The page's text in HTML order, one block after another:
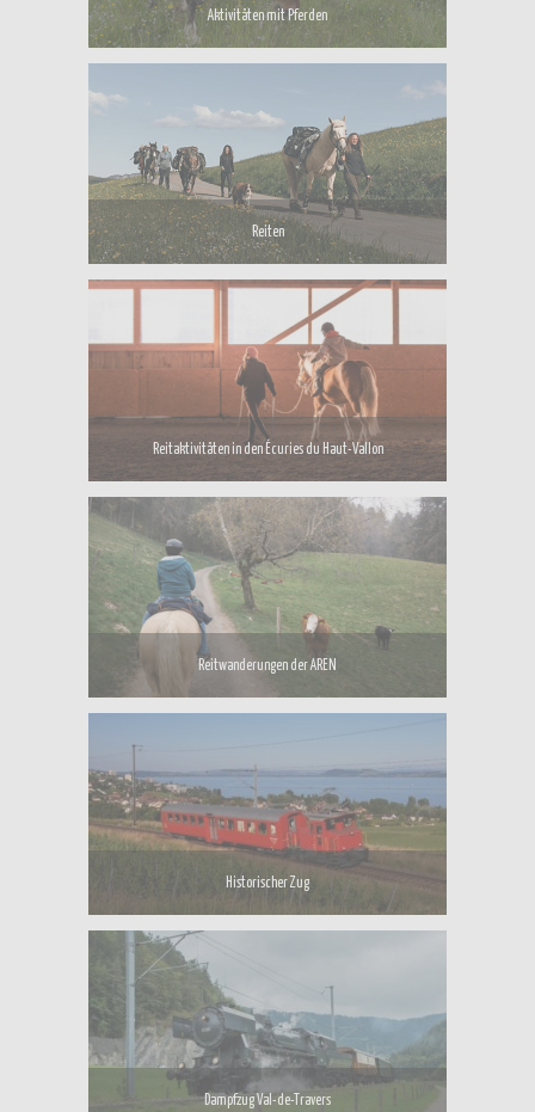
Aktivitäten mit Pferden
Reiten
Reitaktivitäten in den Écuries du Haut-Vallon
Reitwanderungen der AREN
Historischer Zug
Dampfzug Val-de-Travers